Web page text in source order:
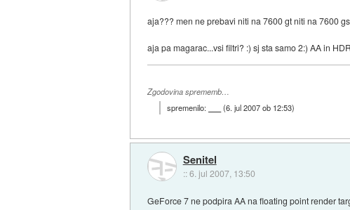
aja??? men ne prebavi niti na 7600 gt niti na 7600
aja pa magarac...vsi filtri? :) sj sta samo 2:) AA in
Zgodovina sprememb…
spremenilo: (6. jul 2007 ob 12:53)
Senitel
::6. jul 2007, 13:50
GeForce 7 ne podpira AA na floating point render